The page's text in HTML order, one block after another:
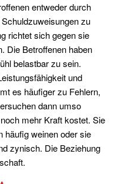
entweder durch
zu
richtet sich gegen sie
Die Betroffenen haben
belastbar zu sein.
und
es häufiger zu Fehlern,
dann umso
mehr Kraft kostet. Sie
häufig weinen oder sie
zynisch. Die Beziehung